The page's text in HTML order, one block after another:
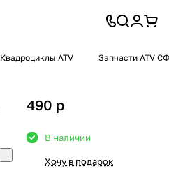
Квадроциклы ATV Запчасти ATV СФ
490 p
В наличии
Хочу в подарок